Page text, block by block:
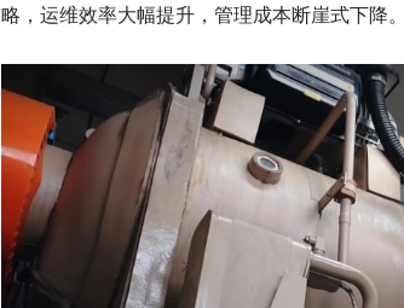
略，运维效率大幅提升，管理成本断崖式下降。